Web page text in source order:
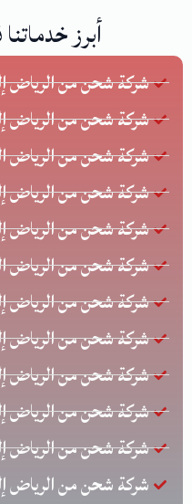
أبرز
شركة شحن من الرياض
شركة شحن من الرياض
شركة شحن من الرياض
شركة شحن من الرياض
شركة شحن من الرياض
شركة شحن من الرياض
شركة شحن من الرياض
شركة شحن من الرياض
شركة شحن من الرياض
شركة شحن من الرياض
شركة شحن من الرياض
شركة شحن من الرياض